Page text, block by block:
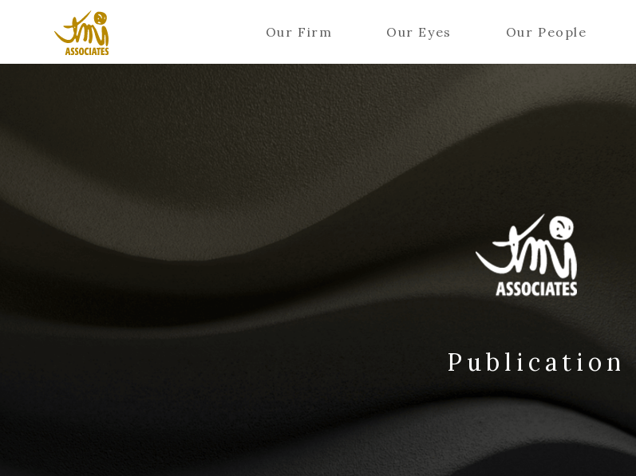
Our Firm Our Eyes Our People
Publication